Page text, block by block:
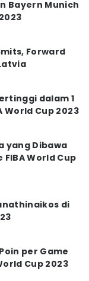
Bayern Munich
Forward
dalam 1
World Cup 2023
yang Dibawa
World Cup
di
per Game
Cup 2023